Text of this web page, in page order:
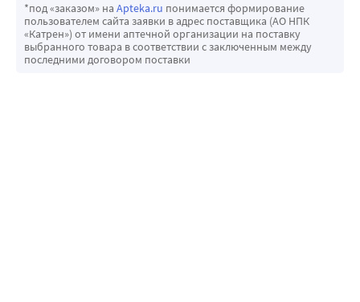
*под «заказом» на Apteka.ru понимается формирование
пользователем сайта заявки в адрес поставщика (АО НПК
«Катрен») от имени аптечной организации на поставку
выбранного товара в соответствии с заключенным между
последними договором поставки